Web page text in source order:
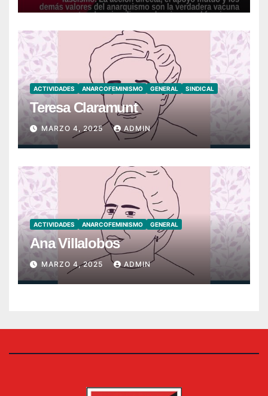
ACTIVIDADES ANARCOFEMINISMO GENERAL SINDICAL
Teresa Claramunt
MARZO 4, 2025 ADMIN
ACTIVIDADES ANARCOFEMINISMO GENERAL
Ana Villalobos
MARZO 4, 2025 ADMIN